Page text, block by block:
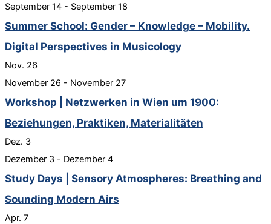
September 14 - September 18
Summer School: Gender – Knowledge – Mobility.
Digital Perspectives in Musicology
Nov. 26
November 26 - November 27
Workshop | Netzwerken in Wien um 1900:
Beziehungen, Praktiken, Materialitäten
Dez. 3
Dezember 3 - Dezember 4
Study Days | Sensory Atmospheres: Breathing and
Sounding Modern Airs
Apr. 7